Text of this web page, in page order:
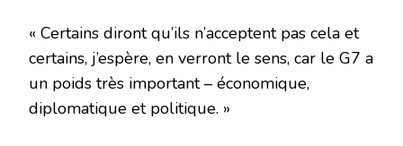
« Certains diront qu’ils n’acceptent pas cela et
certains, j’espère, en verront le sens, car le G7 a
un poids très important – économique,
diplomatique et politique. »